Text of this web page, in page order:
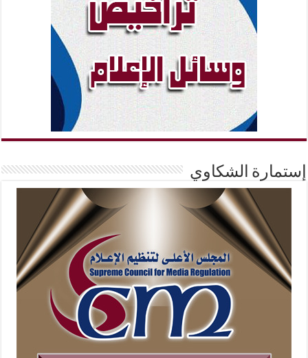
إستمارة الشكاوي